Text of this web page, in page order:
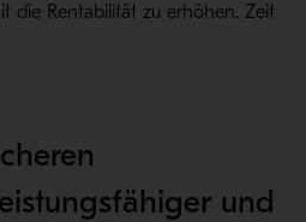
die Rentabilität zu erhöhen. Zeit
und